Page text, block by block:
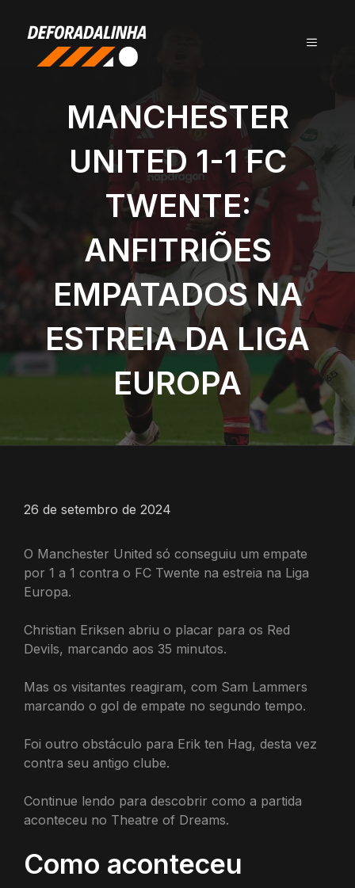
conteúdo
MENU
MANCHESTER
UNITED 1-1 FC
TWENTE:
ANFITRIÕES
EMPATADOS NA
ESTREIA DA LIGA
EUROPA
26 de setembro de 2024
O Manchester United só conseguiu um empate
por 1 a 1 contra o FC Twente na estreia na Liga
Europa.
Christian Eriksen abriu o placar para os Red
Devils, marcando aos 35 minutos.
Mas os visitantes reagiram, com Sam Lammers
marcando o gol de empate no segundo tempo.
Foi outro obstáculo para Erik ten Hag, desta vez
contra seu antigo clube.
Continue lendo para descobrir como a partida
aconteceu no Theatre of Dreams.
Como aconteceu